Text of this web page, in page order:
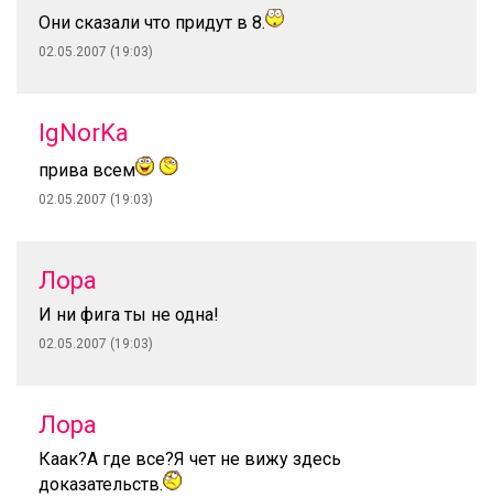
Они сказали что придут в 8.
02.05.2007 (19:03)
IgNorKa
прива всем
02.05.2007 (19:03)
Лора
И ни фига ты не одна!
02.05.2007 (19:03)
Лора
Каак?А где все?Я чет не вижу здесь
доказательств.